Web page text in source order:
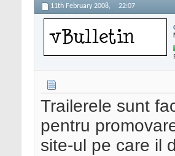
11th February 2008, 22:07
Trailerele sunt
pentru
site-ul pe care il